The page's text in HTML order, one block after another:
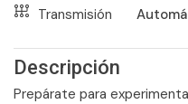
Transmisión
Descripción
Prepárate para